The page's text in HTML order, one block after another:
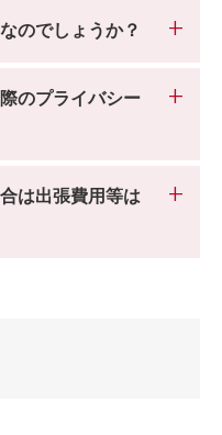
のでしょうか？
のプライバシー
は出張費用等は